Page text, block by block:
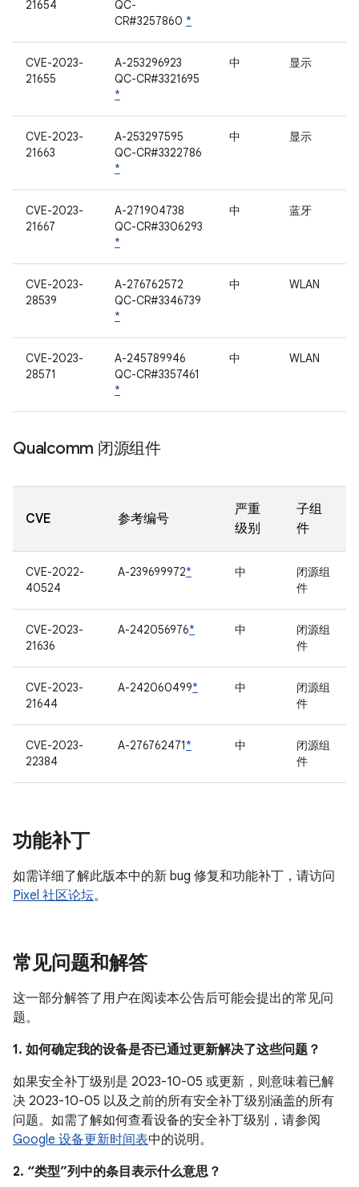
21654
QC-
CR#3257860 *
CVE-2023-
21655
A-253296923
QC-CR#3321695
*
中 显示
CVE-2023-
21663
A-253297595
QC-CR#3322786
*
中 显示
CVE-2023-
21667
A-271904738
QC-CR#3306293
*
中 蓝牙
CVE-2023-
28539
A-276762572
QC-CR#3346739
*
中 WLAN
CVE-2023-
28571
A-245789946
QC-CR#3357461
*
中 WLAN
Qualcomm 闭源组件
CVE 参考编号
严重
级别
子组
件
CVE-2022-
40524
A-239699972* 中
闭源组
件
CVE-2023-
21636
A-242056976* 中
闭源组
件
CVE-2023-
21644
A-242060499* 中
闭源组
件
CVE-2023-
22384
A-276762471* 中
闭源组
件
功能补丁
如需详细了解此版本中的新 bug 修复和功能补丁，请访问
Pixel 社区论坛。
常见问题和解答
这一部分解答了用户在阅读本公告后可能会提出的常见问
题。
1. 如何确定我的设备是否已通过更新解决了这些问题？
如果安全补丁级别是 2023-10-05 或更新，则意味着已解
决 2023-10-05 以及之前的所有安全补丁级别涵盖的所有
问题。如需了解如何查看设备的安全补丁级别，请参阅
Google 设备更新时间表中的说明。
2. “类型”列中的条目表示什么意思？